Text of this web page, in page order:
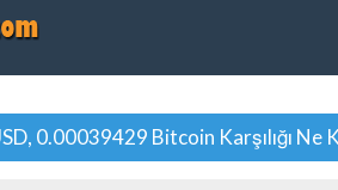
0.00039429 Bitcoin Karşılığı Ne